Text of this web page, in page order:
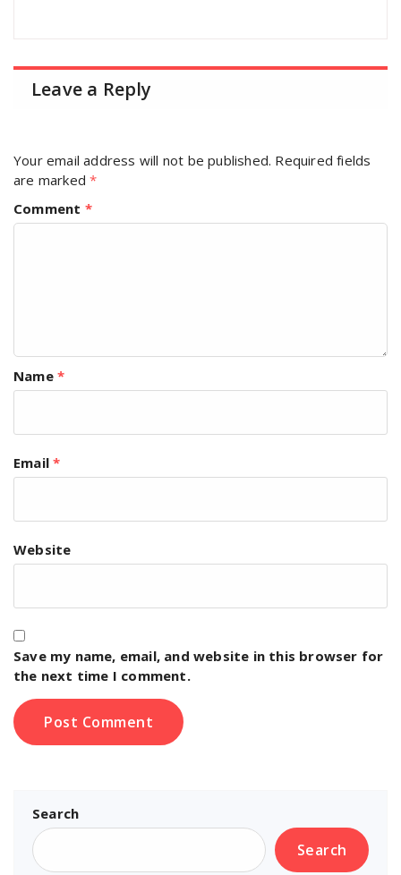
Leave a Reply
Your email address will not be published. Required fields
are marked*
Comment *
Name *
Email*
Website
Save my name, email, and website in this browser for
the next time I comment.
Search
Search